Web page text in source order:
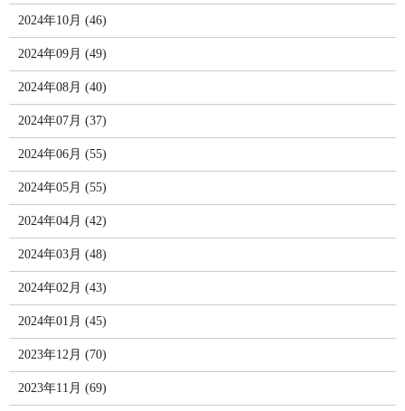
2024年10月 (46)
2024年09月 (49)
2024年08月 (40)
2024年07月 (37)
2024年06月 (55)
2024年05月 (55)
2024年04月 (42)
2024年03月 (48)
2024年02月 (43)
2024年01月 (45)
2023年12月 (70)
2023年11月 (69)